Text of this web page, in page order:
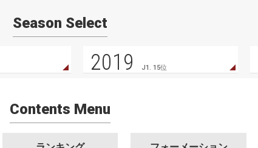
Season Select
2019 J1. 15位
Contents Menu